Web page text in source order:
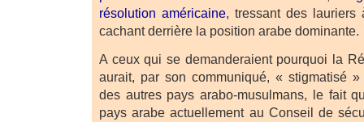
résolution américaine, tressant des lauriers
cachant derrière la position arabe dominante.
A ceux qui se demanderaient pourquoi la
aurait, par son communiqué, « stigmatisé »
des autres pays arabo-musulmans, le fait
pays arabe actuellement au Conseil de